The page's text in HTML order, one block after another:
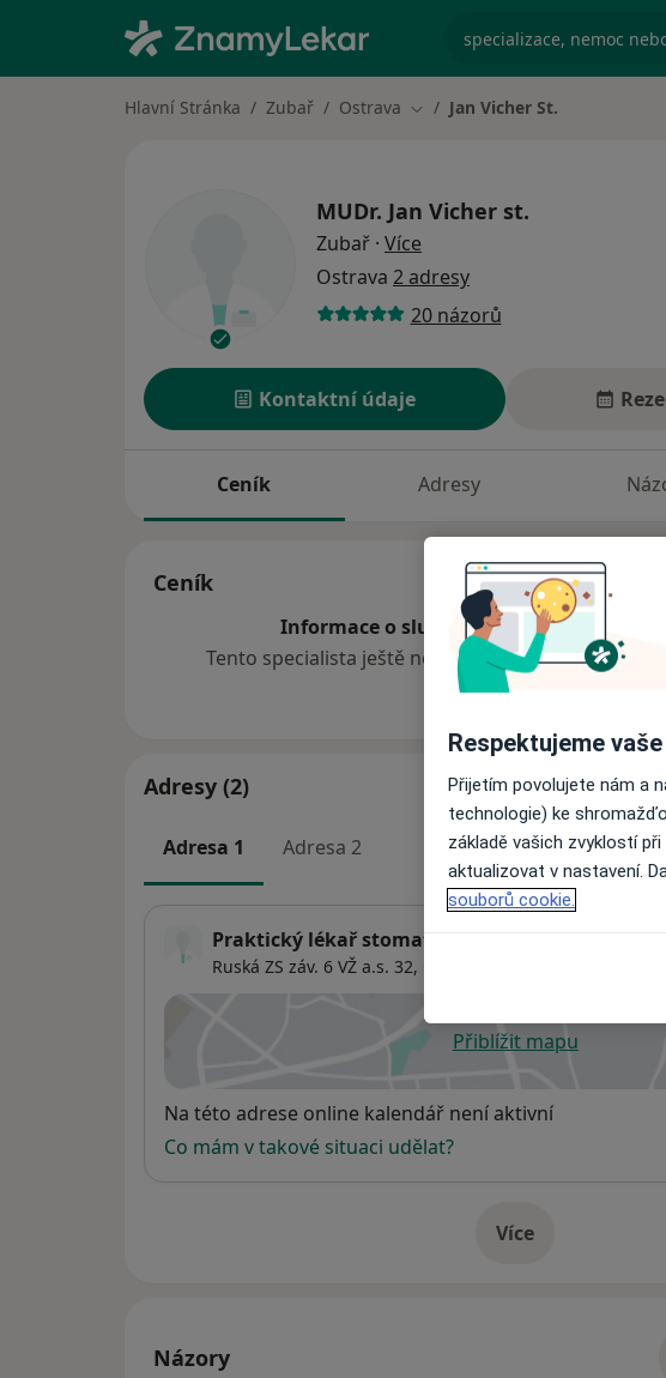
specializace, nemoc
Hlavní Stránka Zubař Ostrava Změna města
Jan Vicher St.
MUDr. Jan Vicher st.
Zubař · Více
Ostrava 2 adresy
20 názorů
Kontaktní údaje
Ceník Adresy
Ceník
Informace o službách a cenách nejsou k
Tento specialista ještě nepřidával žádné informace
Adresy (2)
Adresa 1 Adresa 2
Praktický lékař stomatolog
Ruská ZS záv. 6 VŽ a.s. 32,
Přiblížit mapuse otevře v nové
Dostupnost
Na této adrese online kalendář není aktivní
Co mám v takové situaci udělat?
Víceo adrese
Názory
Respektujeme
Přijetím povolujete nám a
technologie) ke
základě vašich zvyklostí
aktualizovat v nastavení.
souborů cookie.